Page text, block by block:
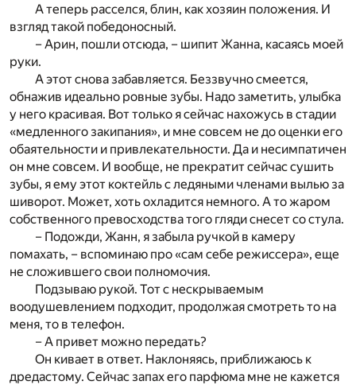
А теперь расселся, блин, как хозяин положения. И
взгляд такой победоносный.
– Арин, пошли отсюда, – шипит Жанна, касаясь моей
руки.
А этот снова забавляется. Беззвучно смеется,
обнажив идеально ровные зубы. Надо заметить, улыбка
у него красивая. Вот только я сейчас нахожусь в стадии
«медленного закипания», и мне совсем не до оценки его
обаятельности и привлекательности. Да и несимпатичен
он мне совсем. И вообще, не прекратит сейчас сушить
зубы, я ему этот коктейль с ледяными членами вылью за
шиворот. Может, хоть охладится немного. А то жаром
собственного превосходства того гляди снесет со стула.
– Подожди, Жанн, я забыла ручкой в камеру
помахать, – вспоминаю про «сам себе режиссера», еще
не сложившего свои полномочия.
Подзываю рукой. Тот с нескрываемым
воодушевлением подходит, продолжая смотреть то на
меня, то в телефон.
– А привет можно передать?
Он кивает в ответ. Наклоняясь, приближаюсь к
дредастому. Сейчас запах его парфюма мне не кажется